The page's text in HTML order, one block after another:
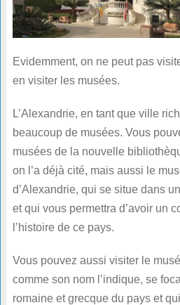
Evidemment, on ne peut pas
en visiter les musées.
L’Alexandrie, en tant que ville
beaucoup de musées. Vous
musées de la nouvelle
on l’a déjà cité, mais aussi le
d’Alexandrie, qui se situe dans
et qui vous permettra d’avoir un
l’histoire de ce pays.
Vous pouvez aussi visiter le
comme son nom l’indique, se
romaine et grecque du pays et